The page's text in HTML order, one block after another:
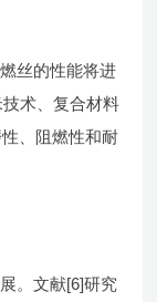
丝的性能将进
术、复合材料
、阻燃性和耐
。文献[6]研究